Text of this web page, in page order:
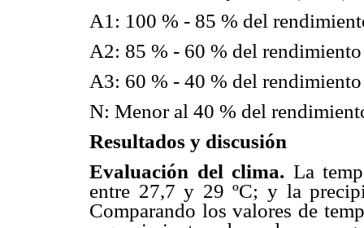
A1: 100 % - 85 % del
A2: 85 % - 60 % del
A3: 60 % - 40 % del
N: Menor al 40 % del
Resultados y discusión
Evaluación del clima. La
entre 27,7 y 29 ºC; y la
Comparando los valores de